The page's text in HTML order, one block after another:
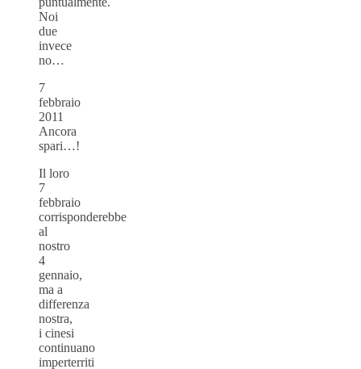
Noi
due
invece
no…
7
febbraio
2011
Ancora
spari…!
Il loro
7
febbraio
corrisponderebbe
al
nostro
4
gennaio,
ma a
differenza
nostra,
i cinesi
continuano
imperterriti